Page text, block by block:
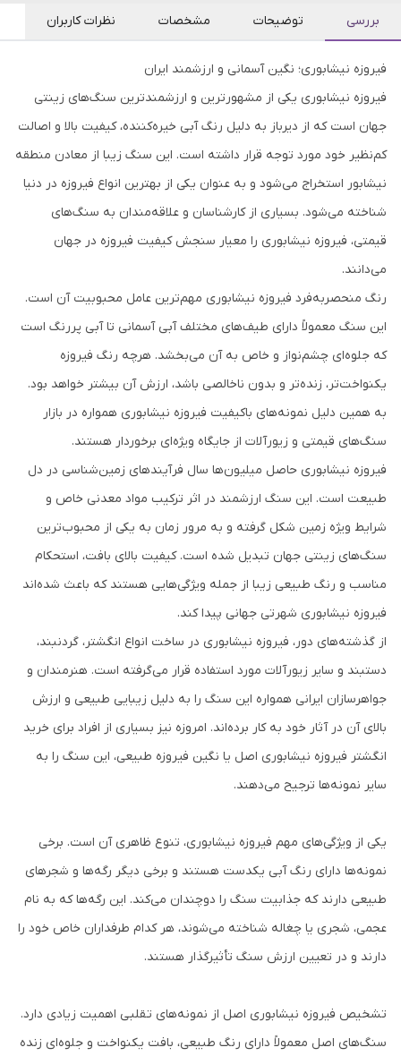
بررسی توضیحات مشخصات نظرات کاربران
فیروزه نیشابوری؛ نگین آسمانی و ارزشمند ایران
فیروزه نیشابوری یکی از مشهورترین و ارزشمندترین سنگ‌های زینتی
جهان است که از دیرباز به دلیل رنگ آبی خیره‌کننده، کیفیت بالا و اصالت
کم‌نظیر خود مورد توجه قرار داشته است. این سنگ زیبا از معادن منطقه
نیشابور استخراج می‌شود و به عنوان یکی از بهترین انواع فیروزه در دنیا
شناخته می‌شود. بسیاری از کارشناسان و علاقه‌مندان به سنگ‌های
قیمتی، فیروزه نیشابوری را معیار سنجش کیفیت فیروزه در جهان
می‌دانند.
رنگ منحصربه‌فرد فیروزه نیشابوری مهم‌ترین عامل محبوبیت آن است.
این سنگ معمولاً دارای طیف‌های مختلف آبی آسمانی تا آبی پررنگ است
که جلوه‌ای چشم‌نواز و خاص به آن می‌بخشد. هرچه رنگ فیروزه
یکنواخت‌تر، زنده‌تر و بدون ناخالصی باشد، ارزش آن بیشتر خواهد بود.
به همین دلیل نمونه‌های باکیفیت فیروزه نیشابوری همواره در بازار
سنگ‌های قیمتی و زیورآلات از جایگاه ویژه‌ای برخوردار هستند.
فیروزه نیشابوری حاصل میلیون‌ها سال فرآیندهای زمین‌شناسی در دل
طبیعت است. این سنگ ارزشمند در اثر ترکیب مواد معدنی خاص و
شرایط ویژه زمین شکل گرفته و به مرور زمان به یکی از محبوب‌ترین
سنگ‌های زینتی جهان تبدیل شده است. کیفیت بالای بافت، استحکام
مناسب و رنگ طبیعی زیبا از جمله ویژگی‌هایی هستند که باعث شده‌اند
فیروزه نیشابوری شهرتی جهانی پیدا کند.
از گذشته‌های دور، فیروزه نیشابوری در ساخت انواع انگشتر، گردنبند،
دستبند و سایر زیورآلات مورد استفاده قرار می‌گرفته است. هنرمندان و
جواهرسازان ایرانی همواره این سنگ را به دلیل زیبایی طبیعی و ارزش
بالای آن در آثار خود به کار برده‌اند. امروزه نیز بسیاری از افراد برای خرید
انگشتر فیروزه نیشابوری اصل یا نگین فیروزه طبیعی، این سنگ را به
سایر نمونه‌ها ترجیح می‌دهند.
یکی از ویژگی‌های مهم فیروزه نیشابوری، تنوع ظاهری آن است. برخی
نمونه‌ها دارای رنگ آبی یکدست هستند و برخی دیگر رگه‌ها و شجرهای
طبیعی دارند که جذابیت سنگ را دوچندان می‌کند. این رگه‌ها که به نام
عجمی، شجری یا چغاله شناخته می‌شوند، هر کدام طرفداران خاص خود را
دارند و در تعیین ارزش سنگ تأثیرگذار هستند.
تشخیص فیروزه نیشابوری اصل از نمونه‌های تقلبی اهمیت زیادی دارد.
سنگ‌های اصل معمولاً دارای رنگ طبیعی، بافت یکنواخت و جلوه‌ای زنده